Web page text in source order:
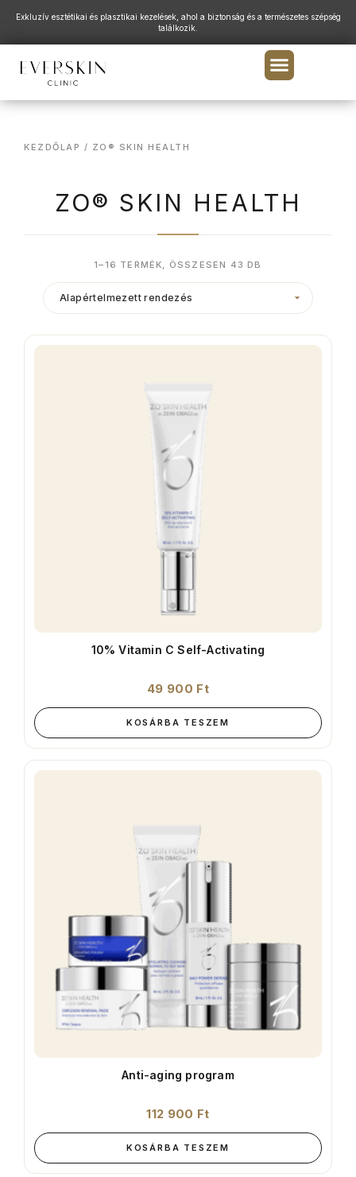
Exkluzív esztétikai és plasztikai kezelések, ahol a biztonság és a természetes szépség
találkozik.
KEZDŐLAP / ZO® SKIN HEALTH
ZO® SKIN HEALTH
1–16 TERMÉK, ÖSSZESEN 43 DB
10% Vitamin C Self-Activating
49 900 Ft
KOSÁRBA TESZEM
Anti-aging program
112 900 Ft
KOSÁRBA TESZEM